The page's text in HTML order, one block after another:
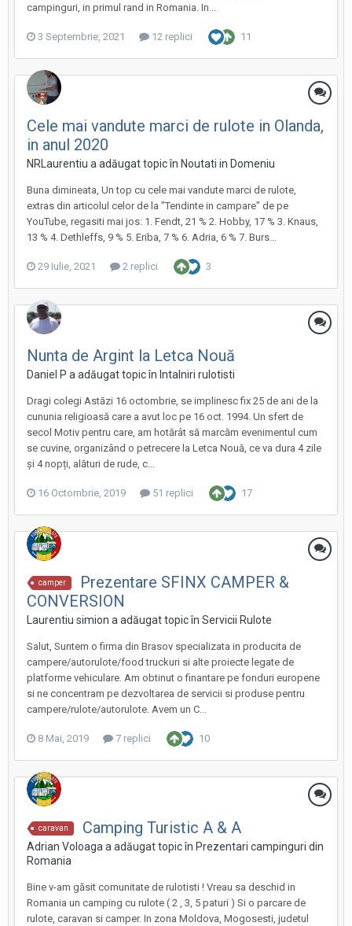
campinguri, in primul rand in Romania. In...
3 Septembrie, 2021 12 replici 11
Cele mai vandute marci de rulote in Olanda,
in anul 2020
NRLaurentiu a adăugat topic în Noutati in Domeniu
Buna dimineata, Un top cu cele mai vandute marci de rulote,
extras din articolul celor de la "Tendinte in campare" de pe
YouTube, regasiti mai jos: 1. Fendt, 21 % 2. Hobby, 17 % 3. Knaus,
13 % 4. Dethleffs, 9 % 5. Eriba, 7 % 6. Adria, 6 % 7. Burs...
29 Iulie, 2021 2 replici 3
Nunta de Argint la Letca Nouă
Daniel P a adăugat topic în Intalniri rulotisti
Dragi colegi Astăzi 16 octombrie, se implinesc fix 25 de ani de la
cununia religioasă care a avut loc pe 16 oct. 1994. Un sfert de
secol Motiv pentru care, am hotărât să marcăm evenimentul cum
se cuvine, organizând o petrecere la Letca Nouă, ce va dura 4 zile
și 4 nopți, alături de rude, c...
16 Octombrie, 2019 51 replici 17
camper
Prezentare SFINX CAMPER &
CONVERSION
Laurentiu simion a adăugat topic în Servicii Rulote
Salut, Suntem o firma din Brasov specializata in producita de
campere/autorulote/food truckuri si alte proiecte legate de
platforme vehiculare. Am obtinut o finantare pe fonduri europene
si ne concentram pe dezvoltarea de servicii si produse pentru
campere/rulote/autorulote. Avem un C...
8 Mai, 2019 7 replici 10
caravan Camping Turistic A & A
Adrian Voloaga a adăugat topic în Prezentari campinguri din
Romania
Bine v-am găsit comunitate de rulotisti ! Vreau sa deschid in
Romania un camping cu rulote ( 2 , 3, 5 paturi ) Si o parcare de
rulote, caravan si camper. In zona Moldova, Mogosesti, judetul